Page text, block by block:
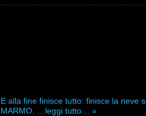
E alla fine finisce tutto: finisce la neve
MARMO. …leggi tutto… »